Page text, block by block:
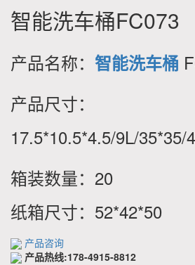
智能洗车桶FC073
产品名称： 智能洗车桶
产品尺寸：
17.5*10.5*4.5/9L/35*35/
箱装数量：20
纸箱尺寸：52*42*50
产品咨询
产品热线:178-4915-8812